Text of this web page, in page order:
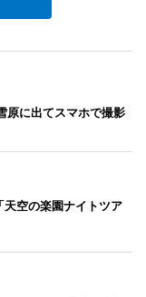
原に出てスマホで撮影
空の楽園ナイトツア